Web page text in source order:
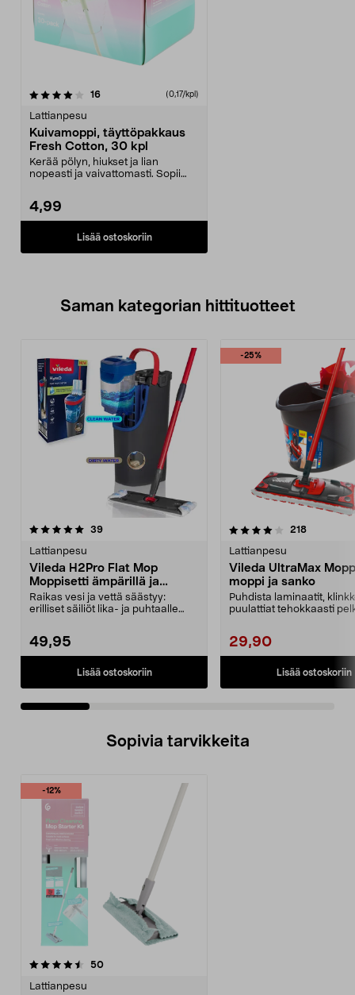
16arvostelut (0,17/kpl)
Lattianpesu
Kuivamoppi, täyttöpakkaus
Fresh Cotton, 30 kpl
Kerää pölyn, hiukset ja lian
nopeasti ja vaivattomasti. Sopii
4,99
Lisää ostoskoriin
Saman kategorian hittituotteet
39arvostelut
Lattianpesu
Vileda H2Pro Flat Mop
Moppisetti ämpärillä ja
mopilla
Raikas vesi ja vettä säästyy:
erilliset säiliöt lika- ja puhtaalle
49,95
Lisää ostoskoriin
-25%
4.0 viidestä
218arvostelut
Lattianpesu
Vileda UltraMax
moppi ja sanko
Puhdista laminaatit,
puulattiat tehokkaasti
29,90
Lisää ostoskoriin
4.5 viidestä
Sopivia tarvikkeita
-12%
50arvostelut
Lattianpesu